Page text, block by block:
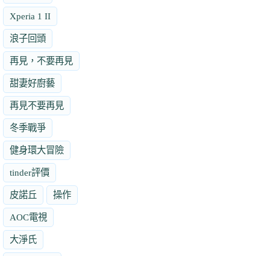
Xperia 1 II
浪子回頭
再見，不要再見
甜妻好廚藝
再見不要再見
冬季戰爭
健身環大冒險
tinder評價
皮諾丘 操作
AOC電視
大淨氏